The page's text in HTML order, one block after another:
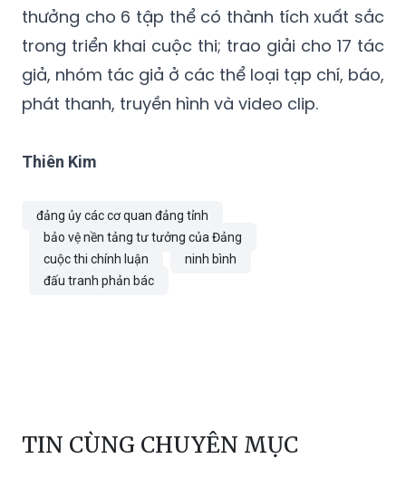
thưởng cho 6 tập thể có thành tích xuất sắc
trong triển khai cuộc thi; trao giải cho 17 tác
giả, nhóm tác giả ở các thể loại tạp chí, báo,
phát thanh, truyền hình và video clip.
Thiên Kim
đảng ủy các cơ quan đảng tỉnh
bảo vệ nền tảng tư tưởng của Đảng
cuộc thi chính luận
ninh bình
đấu tranh phản bác
TIN CÙNG CHUYÊN MỤC